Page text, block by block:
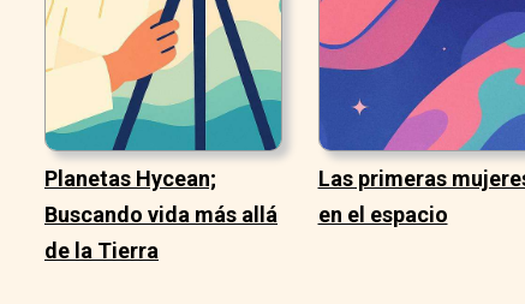
Planetas Hycean;
Buscando vida más allá
de la Tierra
Las primeras
en el espacio